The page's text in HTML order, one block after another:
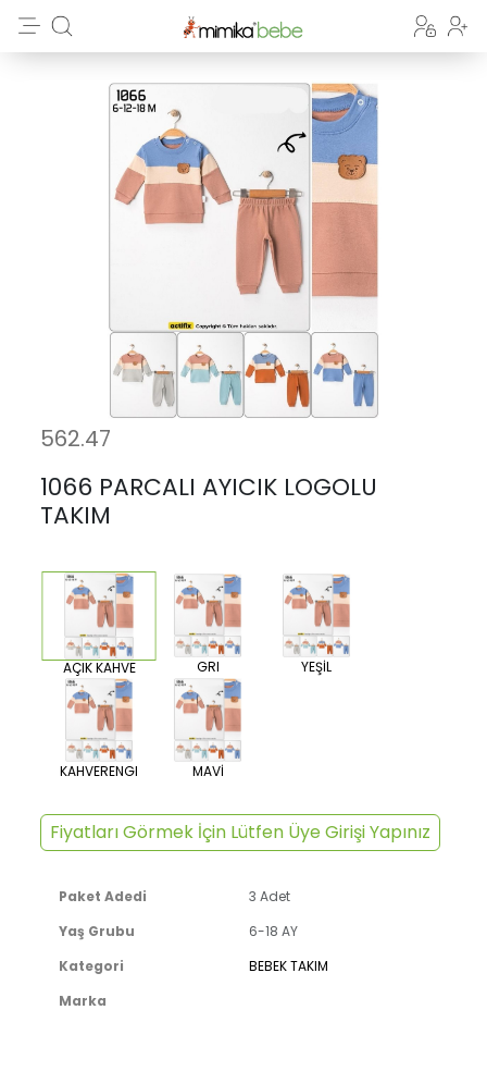
562.47
1066 PARCALI AYICIK LOGOLU
TAKIM
AÇIK KAHVE GRI YEŞİL
KAHVERENGI MAVİ
Fiyatları Görmek İçin Lütfen Üye Girişi Yapınız
Paket Adedi
3 Adet
Yaş Grubu
6-18 AY
Kategori
BEBEK TAKIM
Marka